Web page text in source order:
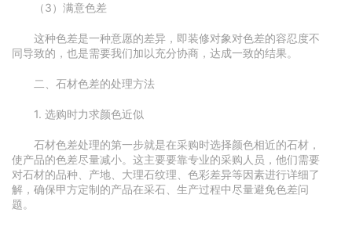
（3）满意色差
这种色差是一种意愿的差异，即装修对象对色差的容忍度不
同导致的，也是需要我们加以充分协商，达成一致的结果。
二、石材色差的处理方法
1. 选购时力求颜色近似
石材色差处理的第一步就是在采购时选择颜色相近的石材，
使产品的色差尽量减小。这主要要靠专业的采购人员，他们需要
对石材的品种、产地、大理石纹理、色彩差异等因素进行详细了
解，确保甲方定制的产品在采石、生产过程中尽量避免色差问
题。